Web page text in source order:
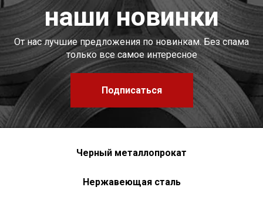
наши новинки
От нас лучшие предложения по новинкам. Без спама
только все самое интересное
Подписаться
Черный металлопрокат
Нержавеющая сталь